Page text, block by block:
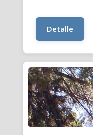
Detalle